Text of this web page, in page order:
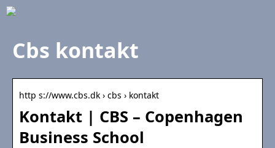
Cbs kontakt
http s://www.cbs.dk › cbs › kontakt
Kontakt | CBS – Copenhagen
Business School